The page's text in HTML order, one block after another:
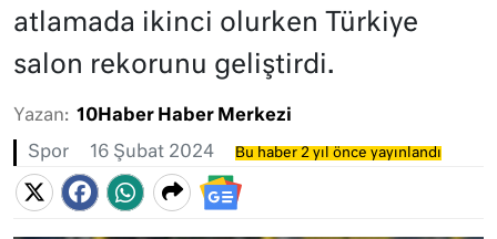
atlamada ikinci olurken Türkiye
salon rekorunu geliştirdi.
Yazan: 10Haber Haber Merkezi
Spor 16 Şubat 2024 Bu haber 2 yıl önce yayınlandı